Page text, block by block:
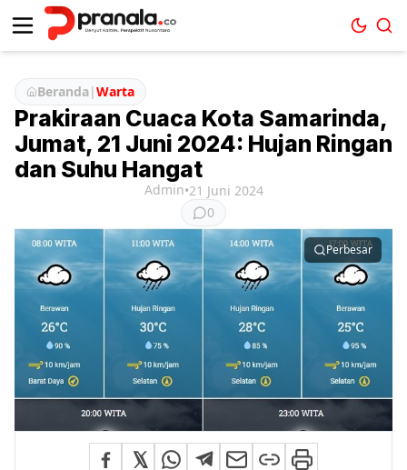
Beranda|Warta
Prakiraan Cuaca Kota Samarinda,
Jumat, 21 Juni 2024: Hujan Ringan
dan Suhu Hangat
Admin•21 Juni 2024
0
Perbesar